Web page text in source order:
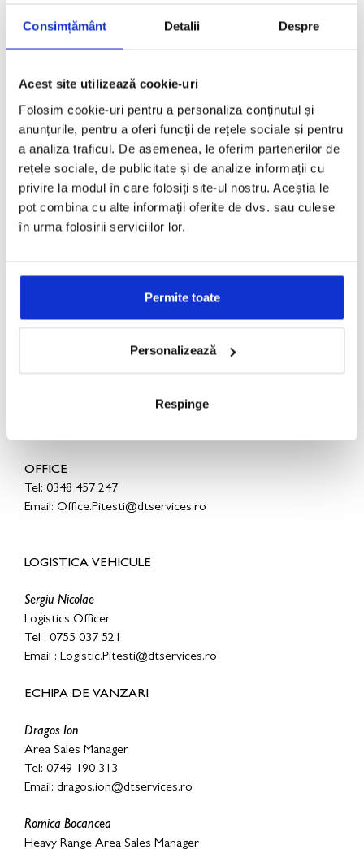
Consimțământ Detalii Despre
Acest site utilizează cookie-uri
Folosim cookie-uri pentru a personaliza conținutul și
anunțurile, pentru a oferi funcții de rețele sociale și pentru
a analiza traficul. De asemenea, le oferim partenerilor de
rețele sociale, de publicitate și de analize informații cu
privire la modul în care folosiți site-ul nostru. Aceștia le
pot combina cu alte informații oferite de dvs. sau culese
în urma folosirii serviciilor lor.
Permite toate
Personalizează
Respinge
Arges
Program de lucru
SERVICE
Luni - Vineri: 8:00 -23:00
Sâmbătă -Duminică: Închis
COMERCIAL
MARKETING OPERATIONAL
Monica Motiu
OFFICE
Tel: 0348 457 247
Email: Office.Pitesti@dtservices.ro
LOGISTICA VEHICULE
Sergiu Nicolae
Logistics Officer
Tel : 0755 037 521
Email : Logistic.Pitesti@dtservices.ro
ECHIPA DE VANZARI
Dragos Ion
Area Sales Manager
Tel: 0749 190 313
Email: dragos.ion@dtservices.ro
Romica Bocancea
Heavy Range Area Sales Manager